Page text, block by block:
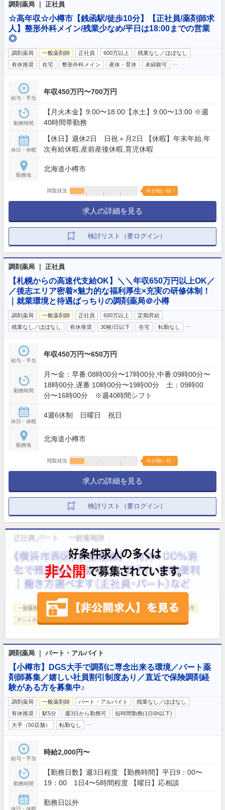
調剤薬局 ｜ 正社員
☆高年収☆小樽市【銭函駅/徒歩10分】【正社員/薬剤師求
人】整形外科メイン/残業少なめ/平日は18:00までの営業
◎
調剤薬局 一般薬剤師 正社員 600万以上
残業なし／ほぼなし
有休推奨
在宅 整形外科メイン 産休・育休 未経験可
給与・手当
年収450万円〜700万円
勤務時間
【月火木金】9:00〜18:00【水土】9:00〜13:00 ※週
40時間帯勤務
休日・休暇
【休日】週休2日 日祝＋月2日 【休暇】年末年始,年
次有給休暇,産前産後休暇,育児休暇
勤務地
北海道小樽市
閲覧状況 今が狙い目！
求人の詳細を見る
検討リスト（要ログイン）
調剤薬局 ｜ 正社員
【札幌からの高速代支給OK】＼＼年収650万円以上OK／
／後志エリア密着×魅力的な福利厚生×充実の研修体制！
｜就業環境と待遇ばっちりの調剤薬局＠小樽
調剤薬局 一般薬剤師 正社員 600万以上
定期昇給
残業なし／ほぼなし
有休推奨 30枚/日以下 在宅 転勤なし
給与・手当
年収450万円〜650万円
勤務時間
月〜金：早番:08時00分〜17時00分,中番:09時00分〜
18時00分,遅番:10時00分〜19時00分 土：09時00
分〜16時00分 ※週40時間シフト
休日・休暇
4週6休制 日曜日 祝日
勤務地
北海道小樽市
閲覧状況 今が狙い目！
求人の詳細を見る
検討リスト（要ログイン）
調剤薬局 ｜ パート・アルバイト
【小樽市】DGS大手で調剤に専念出来る環境／パート薬
剤師募集／嬉しい社員割引制度あり／直近で保険調剤経
験がある方を募集中♪
調剤薬局 一般薬剤師 パート・アルバイト
残業なし／ほぼなし
有休推奨
駅5分 週3日から勤務可
短時間勤務(1日6h以下)
大手（50店舗）
転勤なし
給与・手当
時給2,000円〜
勤務時間
【勤務日数】週3日程度 【勤務時間】平日9：00〜
19：00 1日4〜5時間程度 【曜日】応相談
休日・休暇
勤務日以外